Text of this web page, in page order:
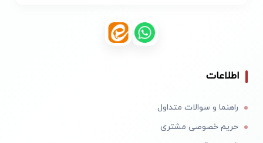
اطلاعات
راهنما و سوالات متداول
حریم خصوصی مشتری